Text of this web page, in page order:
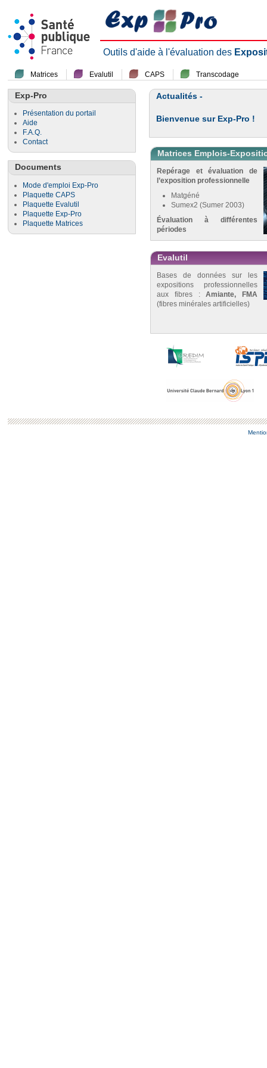
Outils d'aide à l'évaluation des
Matrices Evalutil CAPS Transcodage
Exp-Pro
Présentation du portail
Aide
F.A.Q.
Contact
Documents
Mode d'emploi Exp-Pro
Plaquette CAPS
Plaquette Evalutil
Plaquette Exp-Pro
Plaquette Matrices
Actualités -
Bienvenue sur Exp-Pro !
Matrices Emplois-
Repérage et évaluation de
l’exposition professionnelle
Matgéné
Sumex2 (Sumer 2003)
Évaluation à différentes
périodes
Evalutil
Bases de données sur les
expositions professionnelles
aux fibres :Amiante, FMA
(fibres minérales artificielles)